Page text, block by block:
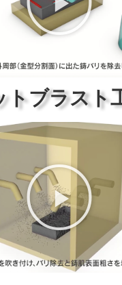
ブラスト